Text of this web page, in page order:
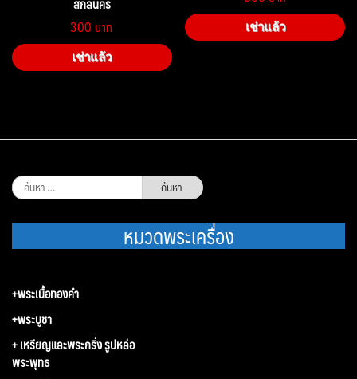
300
เช่าแล้ว
เช่าแล้ว
ค้นหา
สำหรับ:
หมวดพระเครื่อง
+พระเนื้อทองคำ
+พระบูชา
+ เหรียญและพระกริ่ง รูปหล่อ
พระพุทธ